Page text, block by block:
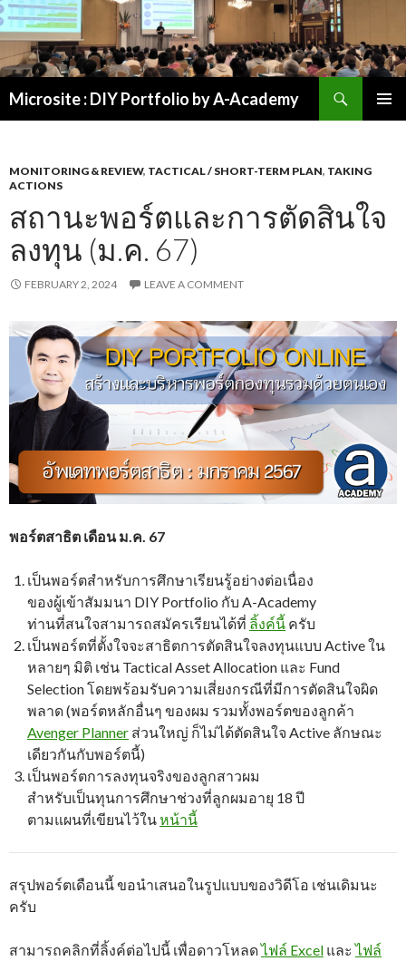
Microsite : DIY Portfolio by A-Academy
MONITORING & REVIEW, TACTICAL / SHORT-TERM PLAN, TAKING
ACTIONS
สถานะพอร์ตและการตัดสินใจ
ลงทุน (ม.ค. 67)
FEBRUARY 2, 2024 LEAVE A COMMENT
พอร์ตสาธิต เดือน ม.ค. 67
เป็นพอร์ตสำหรับการศึกษาเรียนรู้อย่างต่อเนื่อง
ของผู้เข้าสัมมนา DIY Portfolio กับ A-Academy
ท่านที่สนใจสามารถสมัครเรียนได้ที่ ลิ้งค์นี้ ครับ
เป็นพอร์ตที่ตั้งใจจะสาธิตการตัดสินใจลงทุนแบบ Active ใน
หลายๆ มิติ เช่น Tactical Asset Allocation และ Fund
Selection โดยพร้อมรับความเสี่ยงกรณีที่มีการตัดสินใจผิด
พลาด (พอร์ตหลักอื่นๆ ของผม รวมทั้งพอร์ตของลูกค้า
Avenger Planner ส่วนใหญ่ ก็ไม่ได้ตัดสินใจ Active ลักษณะ
เดียวกันกับพอร์ตนี้)
เป็นพอร์ตการลงทุนจริงของลูกสาวผม
สำหรับเป็นทุนการศึกษาช่วงที่ลูกผมอายุ 18 ปี
ตามแผนที่เขียนไว้ในหน้านี้
สรุปพอร์ตเดือนนี้ ขอนำเสนอในรูปแบบของวิดีโอ เช่นเดิมนะ
ครับ
สามารถคลิกที่ลิ้งค์ต่อไปนี้ เพื่อดาวโหลดไฟล์ Excel และไฟล์